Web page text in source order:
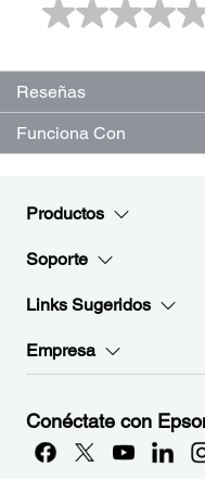
Reseñas
Funciona Con
Productos
Soporte
Links Sugeridos
Empresa
Conéctate con